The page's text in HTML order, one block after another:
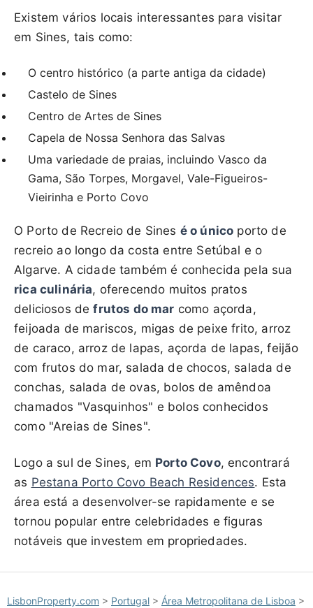
Existem vários locais interessantes para visitar
em Sines, tais como:
O centro histórico (a parte antiga da cidade)
Castelo de Sines
Centro de Artes de Sines
Capela de Nossa Senhora das Salvas
Uma variedade de praias, incluindo Vasco da
Gama, São Torpes, Morgavel, Vale-Figueiros-
Vieirinha e Porto Covo
O Porto de Recreio de Sines é o único porto de
recreio ao longo da costa entre Setúbal e o
Algarve. A cidade também é conhecida pela sua
rica culinária, oferecendo muitos pratos
deliciosos defrutos do mar como açorda,
feijoada de mariscos, migas de peixe frito, arroz
de caraco, arroz de lapas, açorda de lapas, feijão
com frutos do mar, salada de chocos, salada de
conchas, salada de ovas, bolos de amêndoa
chamados "Vasquinhos" e bolos conhecidos
como "Areias de Sines".
Logo a sul de Sines, em Porto Covo, encontrará
as Pestana Porto Covo Beach Residences. Esta
área está a desenvolver-se rapidamente e se
tornou popular entre celebridades e figuras
notáveis que investem em propriedades.
LisbonProperty.com > Portugal > Área Metropolitana de Lisboa >